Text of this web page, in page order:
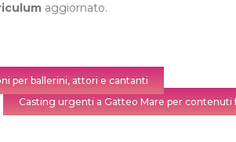
aggiornato.
per ballerini, attori e cantanti
Casting urgenti a Gatteo Mare per